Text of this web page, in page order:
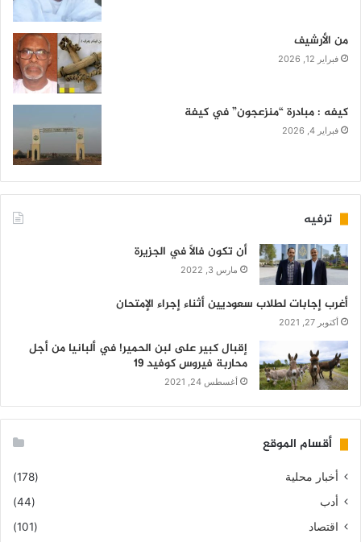
من الأرشيف
فبراير 12, 2026
كيفه : مبادرة “منزعجون” في كيفة
فبراير 4, 2026
ترفيه
أن تكون فالاً في الجزيرة
مارس 3, 2022
أغرب إجابات لطلاب سعوديين أثناء إجراء الإمتحان
أكتوبر 27, 2021
إقبال كبير على لبن الحمير! في ألبانيا من أجل
محاربة فيروس كوفيد 19
أغسطس 24, 2021
أقسام الموقع
أخبار محلية
(178)
أدب
(44)
اقتصاد
(101)